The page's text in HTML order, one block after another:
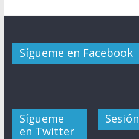
Sígueme en Facebook
Sígueme
en Twitter
Sesión